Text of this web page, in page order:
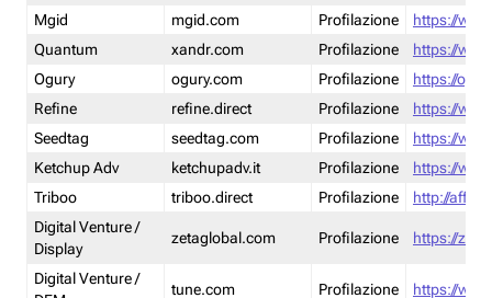
Mgid
mgid.com Profilazione
https://
Quantum
xandr.com Profilazione
https://
Ogury
ogury.com Profilazione
https://
Refine
refine.direct Profilazione
https://
Seedtag
seedtag.com Profilazione
https://
Ketchup Adv
ketchupadv.it Profilazione
https://
Triboo
triboo.direct Profilazione
http://
Digital Venture /
Display
zetaglobal.com Profilazione https://
Digital Venture /
tune.com Profilazione https://